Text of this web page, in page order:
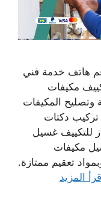
هاتف خدمة فني
مكيفات
وتصليح المكيفات
تركيب دكتات
للتكييف غسيل
مكيفات
تعقيم ممتازة.
المزيد